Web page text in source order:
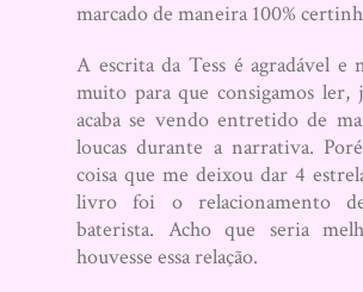
marcado de maneira 100%
A escrita da Tess é agradável e
muito para que consigamos ler,
acaba se vendo entretido de
loucas durante a narrativa.
coisa que me deixou dar 4
livro foi o relacionamento
baterista. Acho que seria
houvesse essa relação.